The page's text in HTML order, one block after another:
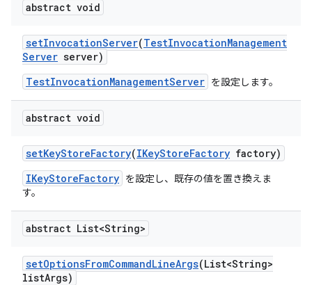
abstract void
setInvocationServer(TestInvocationManagement
Server server)
TestInvocationManagementServer を設定します。
abstract void
setKeyStoreFactory(IKeyStoreFactory factory)
IKeyStoreFactory を設定し、既存の値を置き換えま
す。
abstract List<String>
setOptionsFromCommandLineArgs(List<String>
listArgs)